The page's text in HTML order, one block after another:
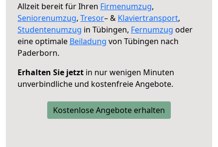
Allzeit bereit für Ihren Firmenumzug,
Seniorenumzug, Tresor– & Klaviertransport,
Studentenumzug in Tübingen, Fernumzug oder
eine optimale Beiladung von Tübingen nach
Paderborn.
Erhalten Sie jetzt in nur wenigen Minuten
unverbindliche und kostenfreie Angebote.
Kostenlose Angebote erhalten